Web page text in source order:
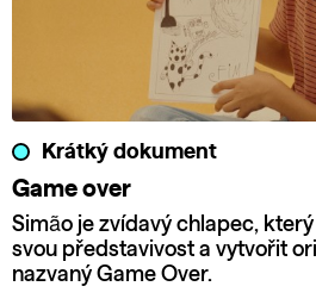
Krátký dokument
Game over
Simão je zvídavý chlapec,
svou představivost a vytvořit
nazvaný Game Over.